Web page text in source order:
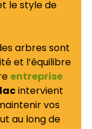
le style de
arbres sont
et l’équilibre
entreprise
intervient
vos
au long de